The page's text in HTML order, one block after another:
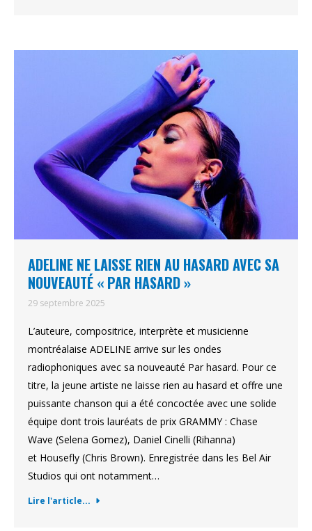
ADELINE NE LAISSE RIEN AU HASARD AVEC SA
NOUVEAUTÉ « PAR HASARD »
29 septembre 2025
L’auteure, compositrice, interprète et musicienne
montréalaise ADELINE arrive sur les ondes
radiophoniques avec sa nouveauté Par hasard. Pour ce
titre, la jeune artiste ne laisse rien au hasard et offre une
puissante chanson qui a été concoctée avec une solide
équipe dont trois lauréats de prix GRAMMY : Chase
Wave (Selena Gomez), Daniel Cinelli (Rihanna)
et Housefly (Chris Brown). Enregistrée dans les Bel Air
Studios qui ont notamment…
Lire l'article...